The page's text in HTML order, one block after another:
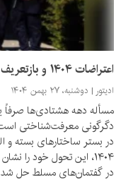
اعتراضات ۱۴۰۴ و بازتعریف نسبت نسل دهه هشتادی با سیاست
ادیتور دوشنبه، ۲۷ بهمن ۱۴۰۴
مسأله دهه هشتادی‌ها
دگرگونی معرفت‌شناختی
در بستر ساختارهای بسته
۱۴۰۴، این تحول خود را
در گفتمان‌های مسلط حل